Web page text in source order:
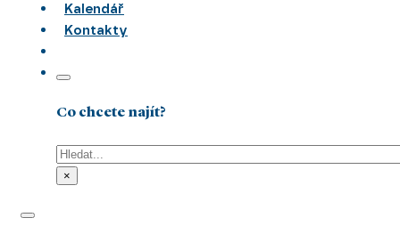
Kalendář
Kontakty
Co chcete najít?
Hledat
×